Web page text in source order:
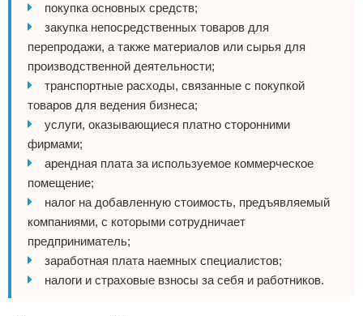
покупка основных средств;
закупка непосредственных товаров для
перепродажи, а также материалов или сырья для
производственной деятельности;
транспортные расходы, связанные с покупкой
товаров для ведения бизнеса;
услуги, оказывающиеся платно сторонними
фирмами;
арендная плата за используемое коммерческое
помещение;
налог на добавленную стоимость, предъявляемый
компаниями, с которыми сотрудничает
предприниматель;
заработная плата наемных специалистов;
налоги и страховые взносы за себя и работников.